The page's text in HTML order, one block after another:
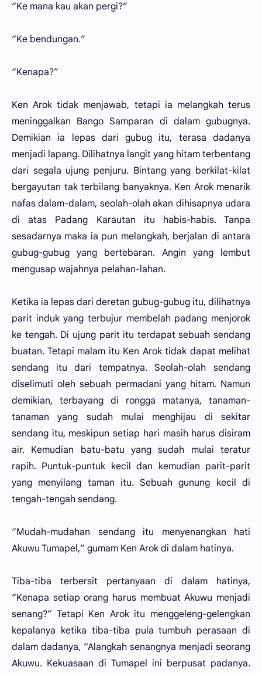
“Ke mana kau akan pergi?”
“Ke bendungan.”
“Kenapa?”
Ken Arok tidak menjawab, tetapi ia melangkah terus
meninggalkan Bango Samparan di dalam gubugnya.
Demikian ia lepas dari gubug itu, terasa dadanya
menjadi lapang. Dilihatnya langit yang hitam terbentang
dari segala ujung penjuru. Bintang yang berkilat-kilat
bergayutan tak terbilang banyaknya. Ken Arok menarik
nafas dalam-dalam, seolah-olah akan dihisapnya udara
di atas Padang Karautan itu habis-habis. Tanpa
sesadarnya maka ia pun melangkah, berjalan di antara
gubug-gubug yang bertebaran. Angin yang lembut
mengusap wajahnya pelahan-lahan.
Ketika ia lepas dari deretan gubug-gubug itu, dilihatnya
parit induk yang terbujur membelah padang menjorok
ke tengah. Di ujung parit itu terdapat sebuah sendang
buatan. Tetapi malam itu Ken Arok tidak dapat melihat
sendang itu dari tempatnya. Seolah-olah sendang
diselimuti oleh sebuah permadani yang hitam. Namun
demikian, terbayang di rongga matanya, tanaman-
tanaman yang sudah mulai menghijau di sekitar
sendang itu, meskipun setiap hari masih harus disiram
air. Kemudian batu-batu yang sudah mulai teratur
rapih. Puntuk-puntuk kecil dan kemudian parit-parit
yang menyilang taman itu. Sebuah gunung kecil di
tengah-tengah sendang.
“Mudah-mudahan sendang itu menyenangkan hati
Akuwu Tumapel,” gumam Ken Arok di dalam hatinya.
Tiba-tiba terbersit pertanyaan di dalam hatinya,
“Kenapa setiap orang harus membuat Akuwu menjadi
senang?” Tetapi Ken Arok itu menggeleng-gelengkan
kepalanya ketika tiba-tiba pula tumbuh perasaan di
dalam dadanya, “Alangkah senangnya menjadi seorang
Akuwu. Kekuasaan di Tumapel ini berpusat padanya.